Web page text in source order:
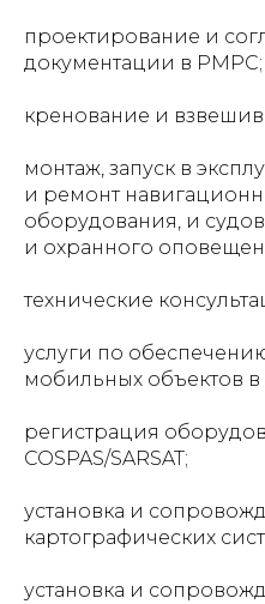
проектирование и
документации в РМРС;
кренование и
монтаж, запуск в
и ремонт
оборудования, и
и охранного
технические
услуги по
мобильных объектов в
регистрация
COSPAS/SARSAT;
установка и
картографических
установка и